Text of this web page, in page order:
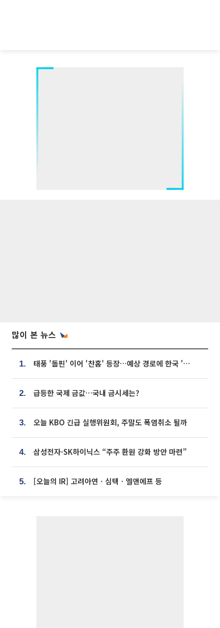
많이 본 뉴스
1. 태풍 '돌핀' 이어 '찬홈' 등장…예상 경로에 한국 '한숨'
2. 급등한 국제 금값…국내 금시세는?
3. 오늘 KBO 긴급 실행위원회, 주말도 폭염취소 될까
4. 삼성전자·SK하이닉스 “주주 환원 강화 방안 마련”
5. [오늘의 IR] 고려아연ㆍ심텍ㆍ엘앤에프 등